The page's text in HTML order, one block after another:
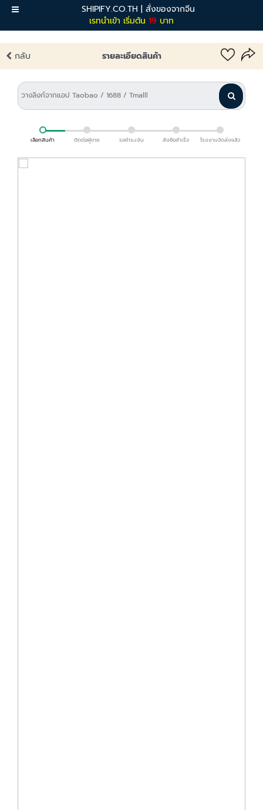
SHIPIFY.CO.TH | สั่งของจากจีน
เรทนำเข้า เริ่มต้น 19 บาท
เมนู
กลับ รายละเอียดสินค้า
เลือกสินค้า ติดต่อผู้ขาย รอชำระเงิน สั่งซื้อสำเร็จ โรงงานจัดส่งแล้ว